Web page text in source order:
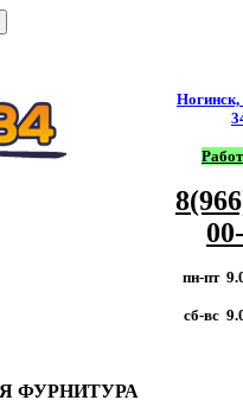
пн-пт
сб-вс
ФУРНИТУРА